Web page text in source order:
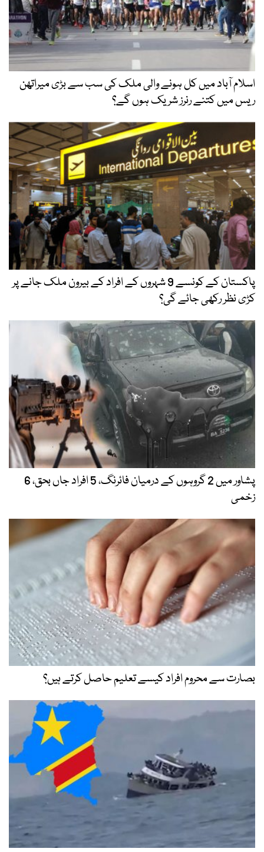
اسلام آباد میں کل ہونے والی ملک کی سب سے بڑی میراتھن
ریس میں کتنے رنرز شریک ہوں گے؟
پاکستان کے کونسے 9 شہروں کے افراد کے بیرون ملک جانے پر
کڑی نظر رکھی جائے گی؟
پشاور میں 2 گروہوں کے درمیان فائرنگ، 5 افراد جاں بحق، 6
زخمی
بصارت سے محروم افراد کیسے تعلیم حاصل کرتے ہیں؟